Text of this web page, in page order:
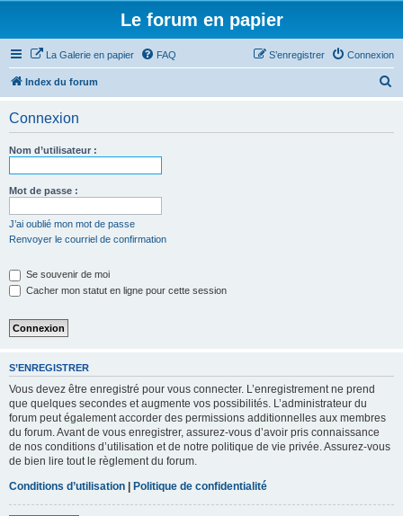
Le forum en papier
La Galerie en papier FAQ Connexion
S’enregistrer
Index du forum
Connexion
Nom d’utilisateur :
Mot de passe :
J’ai oublié mon mot de passe
Renvoyer le courriel de confirmation
Se souvenir de moi
Cacher mon statut en ligne pour cette session
S’ENREGISTRER
Vous devez être enregistré pour vous connecter. L’enregistrement ne prend
que quelques secondes et augmente vos possibilités. L’administrateur du
forum peut également accorder des permissions additionnelles aux membres
du forum. Avant de vous enregistrer, assurez-vous d’avoir pris connaissance
de nos conditions d’utilisation et de notre politique de vie privée. Assurez-vous
de bien lire tout le règlement du forum.
Conditions d’utilisation | Politique de confidentialité